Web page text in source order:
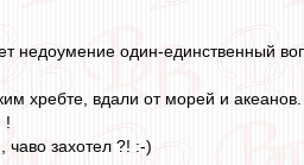
недоумение один-единственный
хребте, вдали от морей и акеанов.
!
чаво захотел ?! :-)